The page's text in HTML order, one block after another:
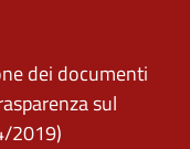
dei documenti
sul
2019)